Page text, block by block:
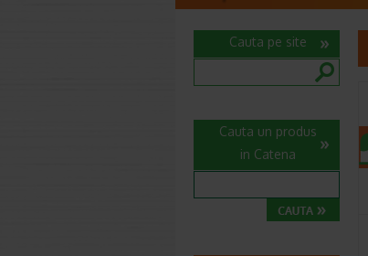
Cauta pe site
Cauta un produs
in Catena